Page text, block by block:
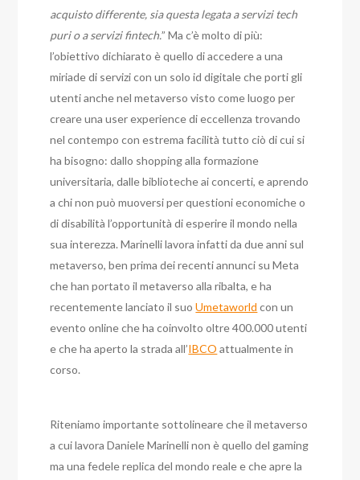
acquisto differente, sia questa legata a servizi tech
puri o a servizi fintech.” Ma c’è molto di più:
l’obiettivo dichiarato è quello di accedere a una
miriade di servizi con un solo id digitale che porti gli
utenti anche nel metaverso visto come luogo per
creare una user experience di eccellenza trovando
nel contempo con estrema facilità tutto ciò di cui si
ha bisogno: dallo shopping alla formazione
universitaria, dalle biblioteche ai concerti, e aprendo
a chi non può muoversi per questioni economiche o
di disabilità l’opportunità di esperire il mondo nella
sua interezza. Marinelli lavora infatti da due anni sul
metaverso, ben prima dei recenti annunci su Meta
che han portato il metaverso alla ribalta, e ha
recentemente lanciato il suoUmetaworld con un
evento online che ha coinvolto oltre 400.000 utenti
e che ha aperto la strada all’IBCO attualmente in
corso.
Riteniamo importante sottolineare che il metaverso
a cui lavora Daniele Marinelli non è quello del gaming
ma una fedele replica del mondo reale e che apre la